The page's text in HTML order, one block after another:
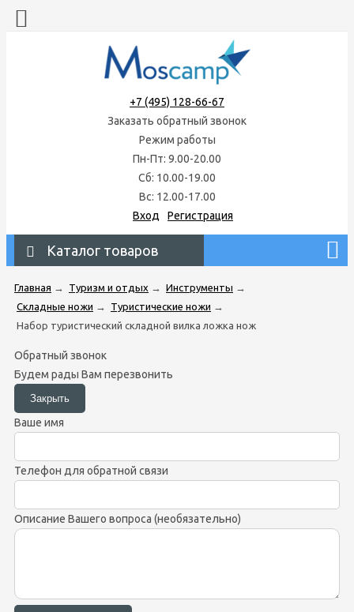
+7 (495) 128-66-67
Заказать обратный звонок
Режим работы
Пн-Пт: 9.00-20.00
Сб: 10.00-19.00
Вс: 12.00-17.00
Вход
Регистрация
Каталог товаров
Главная → Туризм и отдых → Инструменты →
Складные ножи → Туристические ножи →
Набор туристический складной вилка ложка нож
Обратный звонок
Будем рады Вам перезвонить
Ваше имя
Телефон для обратной связи
Описание Вашего вопроса (необязательно)